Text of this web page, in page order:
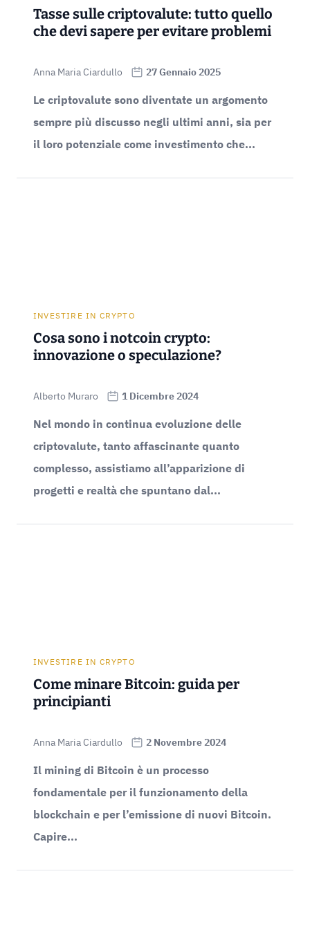
Tasse sulle criptovalute: tutto quello
che devi sapere per evitare problemi
Anna Maria Ciardullo 27 Gennaio 2025
Le criptovalute sono diventate un argomento
sempre più discusso negli ultimi anni, sia per
il loro potenziale come investimento che...
INVESTIRE IN CRYPTO
Cosa sono i notcoin crypto:
innovazione o speculazione?
Alberto Muraro 1 Dicembre 2024
Nel mondo in continua evoluzione delle
criptovalute, tanto affascinante quanto
complesso, assistiamo all’apparizione di
progetti e realtà che spuntano dal...
INVESTIRE IN CRYPTO
Come minare Bitcoin: guida per
principianti
Anna Maria Ciardullo 2 Novembre 2024
Il mining di Bitcoin è un processo
fondamentale per il funzionamento della
blockchain e per l’emissione di nuovi Bitcoin.
Capire...